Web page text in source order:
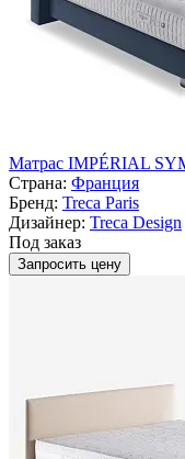
Матрас IMPÉRIAL
Страна: Франция
Бренд: Treca Paris
Дизайнер: Treca Design
Под заказ
Запросить цену